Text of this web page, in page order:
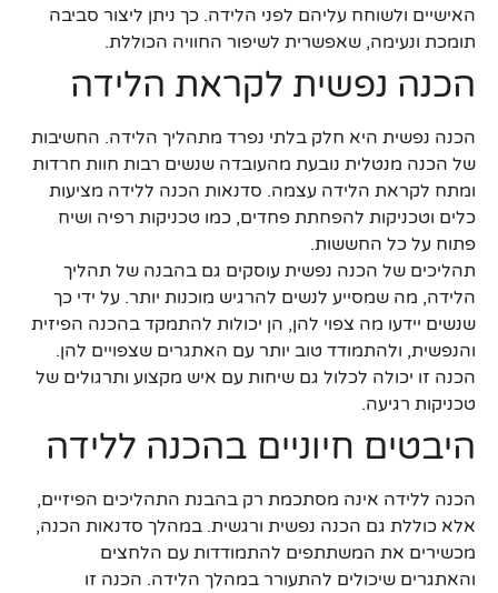
האישיים ולשוחח עליהם לפני הלידה. כך ניתן ליצור סביבה
תומכת ונעימה, שאפשרית לשיפור החוויה הכוללת.
הכנה נפשית לקראת הלידה
הכנה נפשית היא חלק בלתי נפרד מתהליך הלידה. החשיבות
של הכנה מנטלית נובעת מהעובדה שנשים רבות חוות חרדות
ומתח לקראת הלידה עצמה. סדנאות הכנה ללידה מציעות
כלים וטכניקות להפחתת פחדים, כמו טכניקות רפיה ושיח
פתוח על כל החששות.
תהליכים של הכנה נפשית עוסקים גם בהבנה של תהליך
הלידה, מה שמסייע לנשים להרגיש מוכנות יותר. על ידי כך
שנשים יידעו מה צפוי להן, הן יכולות להתמקד בהכנה הפיזית
והנפשית, ולהתמודד טוב יותר עם האתגרים שצפויים להן.
הכנה זו יכולה לכלול גם שיחות עם איש מקצוע ותרגולים של
טכניקות רגיעה.
היבטים חיוניים בהכנה ללידה
הכנה ללידה אינה מסתכמת רק בהבנת התהליכים הפיזיים,
אלא כוללת גם הכנה נפשית ורגשית. במהלך סדנאות הכנה,
מכשירים את המשתתפים להתמודדות עם הלחצים
והאתגרים שיכולים להתעורר במהלך הלידה. הכנה זו